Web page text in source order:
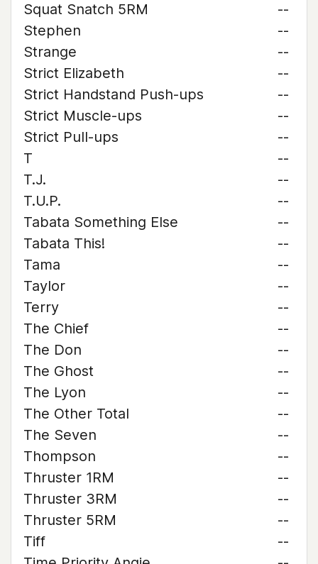
Squat Snatch 5RM
--
Stephen
--
Strange
--
Strict Elizabeth
--
Strict Handstand Push-ups
--
Strict Muscle-ups
--
Strict Pull-ups
--
T
--
T.J.
--
T.U.P.
--
Tabata Something Else
--
Tabata This!
--
Tama
--
Taylor
--
Terry
--
The Chief
--
The Don
--
The Ghost
--
The Lyon
--
The Other Total
--
The Seven
--
Thompson
--
Thruster 1RM
--
Thruster 3RM
--
Thruster 5RM
--
Tiff
--